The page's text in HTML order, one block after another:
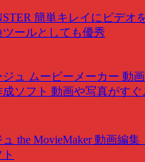
簡単キレイにビデオ
ールとしても優秀
the MovieMaker 動画編集